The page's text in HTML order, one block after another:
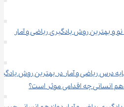
و بهترین روش یادگیری ریاضی و آمار
پایه درس ریاضی و آمار در بهترین روش
انسانی چه اقدامی موثر است؟